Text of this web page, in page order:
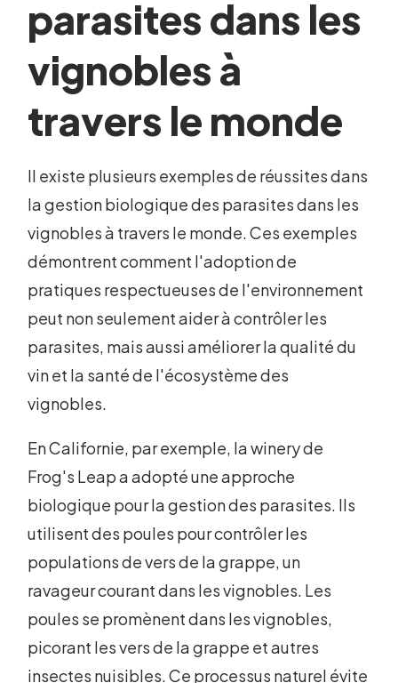
parasites dans les
vignobles à
travers le monde
Il existe plusieurs exemples de réussites dans
la gestion biologique des parasites dans les
vignobles à travers le monde. Ces exemples
démontrent comment l'adoption de
pratiques respectueuses de l'environnement
peut non seulement aider à contrôler les
parasites, mais aussi améliorer la qualité du
vin et la santé de l'écosystème des
vignobles.
En Californie, par exemple, la winery de
Frog's Leap a adopté une approche
biologique pour la gestion des parasites. Ils
utilisent des poules pour contrôler les
populations de vers de la grappe, un
ravageur courant dans les vignobles. Les
poules se promènent dans les vignobles,
picorant les vers de la grappe et autres
insectes nuisibles. Ce processus naturel évite